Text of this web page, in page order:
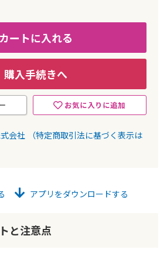
カートに入れる
購入手続きへ
お気に入りに追加
会社
（特定商取引法に基づく表示は
アプリをダウンロードする
と注意点